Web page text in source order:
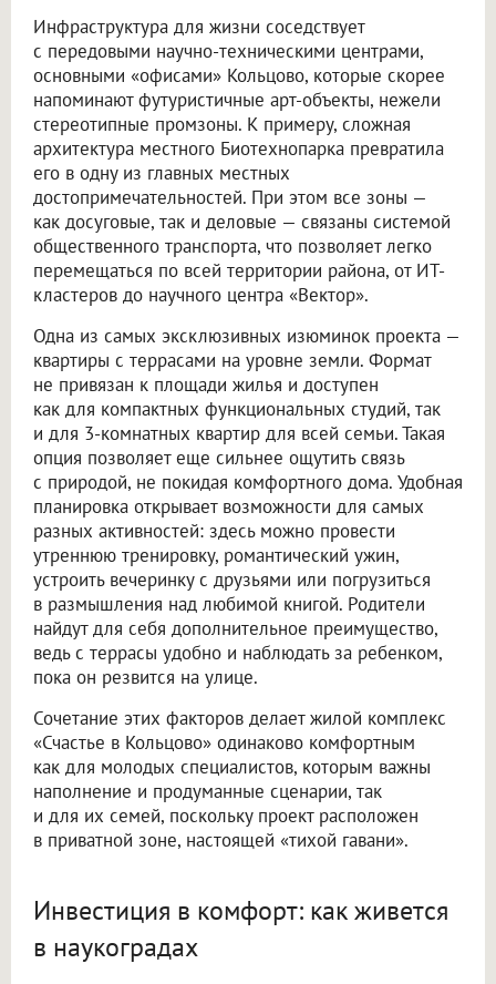
Инфраструктура для жизни соседствует
с передовыми научно-техническими центрами,
основными «офисами» Кольцово, которые скорее
напоминают футуристичные арт-объекты, нежели
стереотипные промзоны. К примеру, сложная
архитектура местного Биотехнопарка превратила
его в одну из главных местных
достопримечательностей. При этом все зоны —
как досуговые, так и деловые — связаны системой
общественного транспорта, что позволяет легко
перемещаться по всей территории района, от ИТ-
кластеров до научного центра «Вектор».
Одна из самых эксклюзивных изюминок проекта —
квартиры с террасами на уровне земли. Формат
не привязан к площади жилья и доступен
как для компактных функциональных студий, так
и для 3-комнатных квартир для всей семьи. Такая
опция позволяет еще сильнее ощутить связь
с природой, не покидая комфортного дома. Удобная
планировка открывает возможности для самых
разных активностей: здесь можно провести
утреннюю тренировку, романтический ужин,
устроить вечеринку с друзьями или погрузиться
в размышления над любимой книгой. Родители
найдут для себя дополнительное преимущество,
ведь с террасы удобно и наблюдать за ребенком,
пока он резвится на улице.
Сочетание этих факторов делает жилой комплекс
«Счастье в Кольцово» одинаково комфортным
как для молодых специалистов, которым важны
наполнение и продуманные сценарии, так
и для их семей, поскольку проект расположен
в приватной зоне, настоящей «тихой гавани».
Инвестиция в комфорт: как живется
в наукоградах